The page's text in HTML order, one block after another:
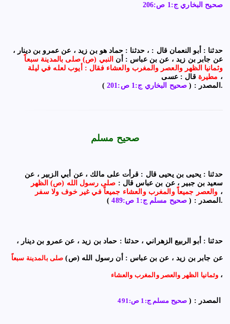
صحيح البخاري ج:1 ص:206
حدثنا : أبو النعمان قال : ، حدثنا : حماد هو بن زيد ، عن عمرو بن دينار ،
عن جابر بن زيد ، عن بن عباس : أن النبي (ص) صلى بالمدينة سبعاً
وثمانيا الظهر والعصر والمغرب والعشاء فقال : أيوب لعله في ليلة
مطيرة قال : عسى ،
المصدر : ( صحيح البخاري ج:1 ص:201 ).
صحيح مسلم
حدثنا : يحيى بن يحيى قال : قرأت على مالك ، عن أبي الزبير ، عن
سعيد بن جبير ، عن بن عباس قال : صلى رسول الله (ص) الظهر
،
المصدر : ( صحيح مسلم ج:1 ص:489 ).
حدثنا : أبو الربيع الزهراني ، حدثنا : حماد بن زيد ، عن عمرو بن دينار ،
عن جابر بن زيد ، عن بن عباس : أن رسول الله (ص) صلى بالمدينة سبعاً
،
المصدر : ( صحيح مسلم ج:1 ص:491